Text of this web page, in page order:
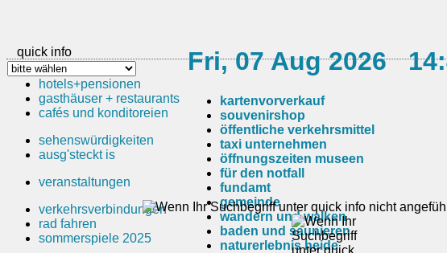
quick info
hotels+pensionen
gasthäuser + restaurants
cafés und konditoreien
sehenswürdigkeiten
ausg'steckt is
veranstaltungen
verkehrsverbindungen
rad fahren
sommerspiele 2025
Fri, 07 Aug 2026
kartenvorverkauf
souvenirshop
öffentliche verkehrsmittel
taxi unternehmen
öffnungszeiten museen
für den notfall
fundamt
gemeinde
wandern und walken
baden und saunieren
naturerlebnis heide